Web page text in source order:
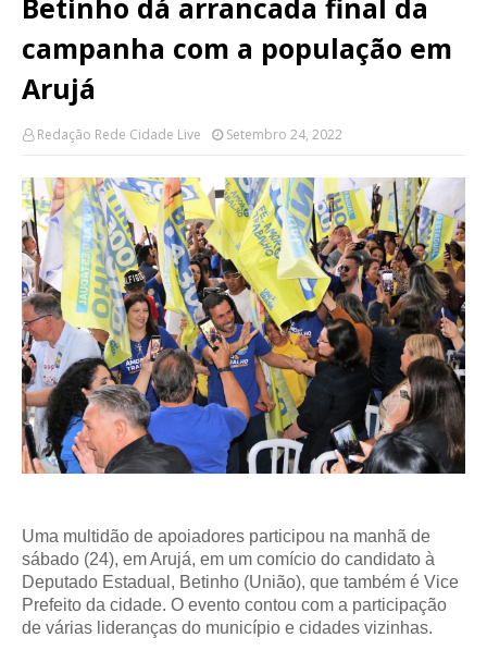
Betinho dá arrancada final da
campanha com a população em
Arujá
Redação Rede Cidade Live Setembro 24, 2022
Uma multidão de apoiadores participou na manhã de
sábado (24), em Arujá, em um comício do candidato à
Deputado Estadual, Betinho (União), que também é Vice
Prefeito da cidade. O evento contou com a participação
de várias lideranças do município e cidades vizinhas.